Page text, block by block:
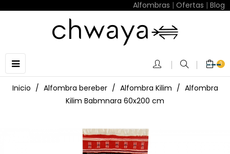
Alfombras | Ofertas | Blog
Navegación
de
palanca
☰ 0
Inicio Alfombra bereber Alfombra Kilim
Alfombra
Kilim Babmnara 60x200 cm